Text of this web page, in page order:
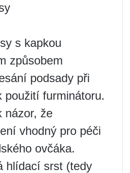
s kapkou
způsobem
podsady při
použití furminátoru.
názor, že
vhodný pro péči
ovčáka.
hlídací srst (tedy